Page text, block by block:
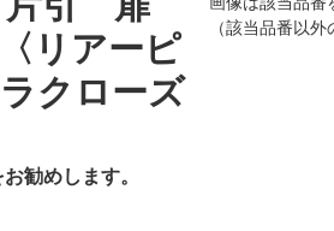
リアーピ
クローズ
勧めします。
（該当品番以